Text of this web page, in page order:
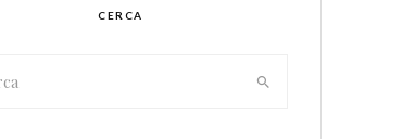
CERCA